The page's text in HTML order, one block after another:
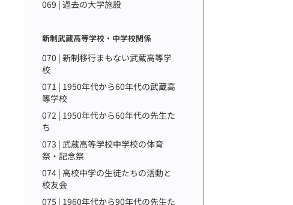
069 | 過去の大学施設
新制武蔵高等学校・中学校関係
070 | 新制移行まもない武蔵高等学
校
071 | 1950年代から60年代の武蔵高
等学校
072 | 1950年代から60年代の先生た
ち
073 | 武蔵高等学校中学校の体育
祭・記念祭
074 | 高校中学の生徒たちの活動と
校友会
075 | 1960年代から90年代の先生た